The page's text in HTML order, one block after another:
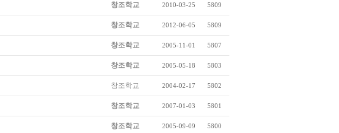
창조학교 2010-03-25 5809
창조학교 2012-06-05 5809
창조학교 2005-11-01 5807
창조학교 2005-05-18 5803
창조학교 2004-02-17 5802
창조학교 2007-01-03 5801
창조학교 2005-09-09 5800